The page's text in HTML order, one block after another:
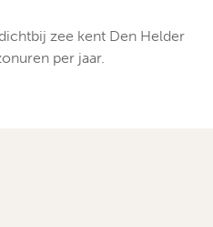
zee kent Den Helder
per jaar.